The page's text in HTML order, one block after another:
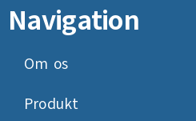
Navigation
Om os
Produkt